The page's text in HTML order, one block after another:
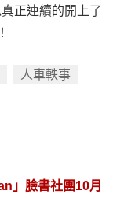
正連續的開上了
人車軼事
」臉書社團10月